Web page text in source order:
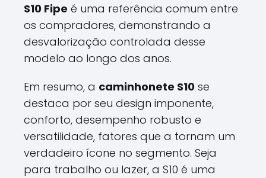
S10 Fipe é uma referência comum entre
os compradores, demonstrando a
desvalorização controlada desse
modelo ao longo dos anos.
Em resumo, a caminhonete S10 se
destaca por seu design imponente,
conforto, desempenho robusto e
versatilidade, fatores que a tornam um
verdadeiro ícone no segmento. Seja
para trabalho ou lazer, a S10 é uma